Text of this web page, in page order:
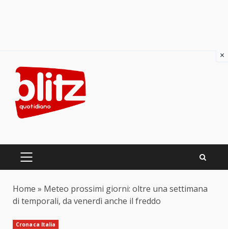
content
PRIMARY
Home » Meteo prossimi giorni: oltre una settimana
di temporali, da venerdì anche il freddo
Cronaca Italia
×